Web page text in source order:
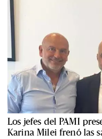
Los jefes del PAMI
Karina Milei frenó las